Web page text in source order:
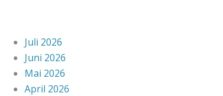
Juli 2026
Juni 2026
Mai 2026
April 2026